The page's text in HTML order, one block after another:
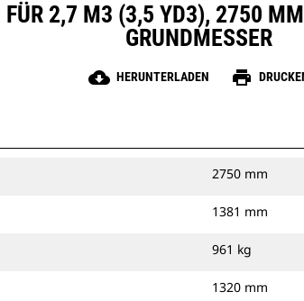
FÜR 2,7 M3 (3,5 YD3), 2750
GRUNDMESSER
cloud_download HERUNTERLADEN print
2750 mm
1381 mm
961 kg
1320 mm